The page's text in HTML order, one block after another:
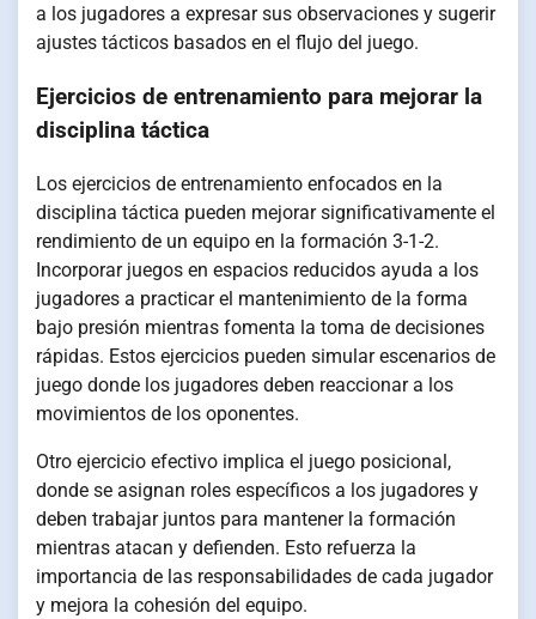
a los jugadores a expresar sus observaciones y sugerir
ajustes tácticos basados en el flujo del juego.
Ejercicios de entrenamiento para mejorar la
disciplina táctica
Los ejercicios de entrenamiento enfocados en la
disciplina táctica pueden mejorar significativamente el
rendimiento de un equipo en la formación 3-1-2.
Incorporar juegos en espacios reducidos ayuda a los
jugadores a practicar el mantenimiento de la forma
bajo presión mientras fomenta la toma de decisiones
rápidas. Estos ejercicios pueden simular escenarios de
juego donde los jugadores deben reaccionar a los
movimientos de los oponentes.
Otro ejercicio efectivo implica el juego posicional,
donde se asignan roles específicos a los jugadores y
deben trabajar juntos para mantener la formación
mientras atacan y defienden. Esto refuerza la
importancia de las responsabilidades de cada jugador
y mejora la cohesión del equipo.